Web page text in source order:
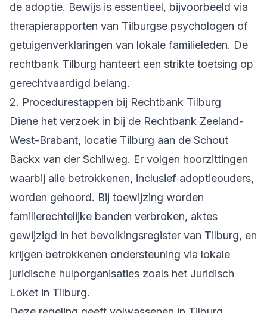
de adoptie. Bewijs is essentieel, bijvoorbeeld via
therapierapporten van Tilburgse psychologen of
getuigenverklaringen van lokale familieleden. De
rechtbank Tilburg hanteert een strikte toetsing op
gerechtvaardigd belang.
2. Procedurestappen bij Rechtbank Tilburg
Diene het verzoek in bij de Rechtbank Zeeland-
West-Brabant, locatie Tilburg aan de Schout
Backx van der Schilweg. Er volgen hoorzittingen
waarbij alle betrokkenen, inclusief adoptieouders,
worden gehoord. Bij toewijzing worden
familierechtelijke banden verbroken, aktes
gewijzigd in het bevolkingsregister van Tilburg, en
krijgen betrokkenen ondersteuning via lokale
juridische hulporganisaties zoals het Juridisch
Loket in Tilburg.